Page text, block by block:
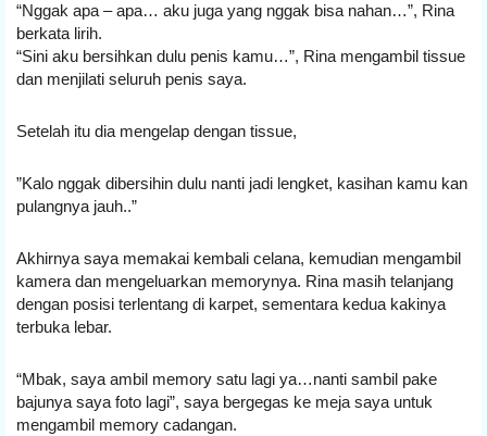
“Nggak apa – apa… aku juga yang nggak bisa nahan…”, Rina
berkata lirih.
“Sini aku bersihkan dulu penis kamu…”, Rina mengambil tissue
dan menjilati seluruh penis saya.
Setelah itu dia mengelap dengan tissue,
”Kalo nggak dibersihin dulu nanti jadi lengket, kasihan kamu kan
pulangnya jauh..”
Akhirnya saya memakai kembali celana, kemudian mengambil
kamera dan mengeluarkan memorynya. Rina masih telanjang
dengan posisi terlentang di karpet, sementara kedua kakinya
terbuka lebar.
“Mbak, saya ambil memory satu lagi ya…nanti sambil pake
bajunya saya foto lagi”, saya bergegas ke meja saya untuk
mengambil memory cadangan.